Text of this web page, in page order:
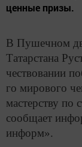
ценные призы.
В Пушечном
Татарстана
чествовании
го мирового
мастерству по
сообщает
информ».